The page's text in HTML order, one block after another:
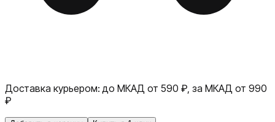
Доставка курьером: до МКАД от 590 ₽, за МКАД от 990
₽